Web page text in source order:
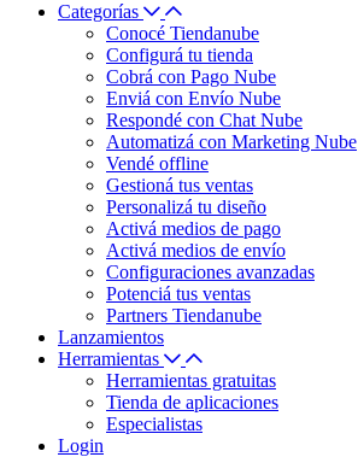
Categorías
Conocé Tiendanube
Configurá tu tienda
Cobrá con Pago Nube
Enviá con Envío Nube
Respondé con Chat Nube
Automatizá con Marketing Nube
Vendé offline
Gestioná tus ventas
Personalizá tu diseño
Activá medios de pago
Activá medios de envío
Configuraciones avanzadas
Potenciá tus ventas
Partners Tiendanube
Lanzamientos
Herramientas
Herramientas gratuitas
Tienda de aplicaciones
Especialistas
Login